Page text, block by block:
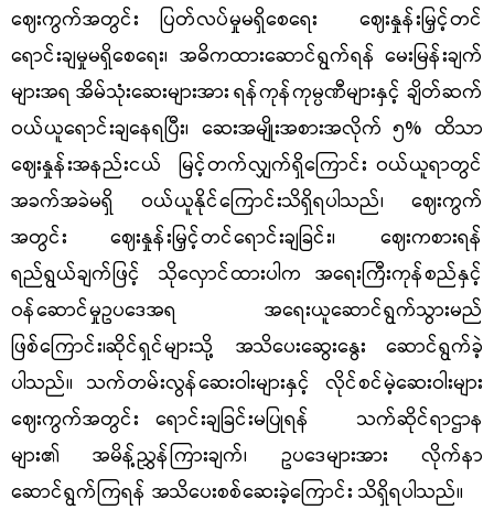
ဈေးကွက်အတွင်း ပြတ်လပ်မှုမရှိစေရေး ဈေးနှုန်းမြှင့်တင်
ရောင်းချမှုမရှိစေရေး၊ အဓိကထားဆောင်ရွက်ရန် မေးမြန်းချက်
များအရ အိမ်သုံးဆေးများအားရန်ကုန်ကုမ္ပဏီများနှင့် ချိတ်ဆက်
ဝယ်ယူရောင်းချနေရပြီး၊ ဆေးအမျိုးအစားအလိုက် ၅% ထိသာ
ဈေးနှုန်းအနည်းငယ် မြင့်တက်လျှက်ရှိကြောင်း ဝယ်ယူရာတွင်
အခက်အခဲမရှိ
ဝယ်ယူနိုင်ကြောင်းသိရှိရပါသည်၊
ဈေးကွက်
အတွင်း
ဈေးနှုန်းမြှင့်တင်ရောင်းချခြင်း၊ ဈေးကစားရန်
ရည်ရွယ်ချက်ဖြင့် သိုလှောင်ထားပါက အရေးကြီးကုန်စည်နှင့်
ဝန်ဆောင်မှုဥပဒေအရ အရေးယူဆောင်ရွက်သွားမည်
ဖြစ်ကြောင်း၊ဆိုင်ရှင်များသို့ အသိပေးဆွေးနွေး
ဆောင်ရွက်ခဲ့
ပါသည်။ သက်တမ်းလွန်ဆေးဝါးများနှင့် လိုင်စင်မဲ့ဆေးဝါးများ
ဈေးကွက်အတွင်း ရောင်းချခြင်းမပြုရန် သက်ဆိုင်ရာဌာန
များ၏ အမိန့်ညွှန်ကြားချက်၊ ဥပဒေများအား လိုက်နာ
ဆောင်ရွက်ကြရန် အသိပေးစစ်ဆေးခဲ့ကြောင်း သိရှိရပါသည်။